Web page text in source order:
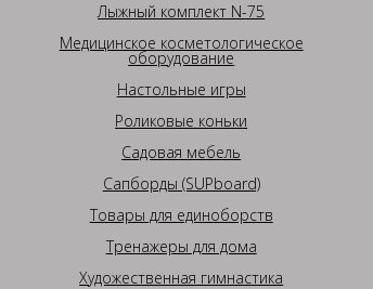
Лыжный комплект N-75
Медицинское косметологическое
оборудование
Настольные игры
Роликовые коньки
Садовая мебель
Сапборды (SUPboard)
Товары для единоборств
Тренажеры для дома
Художественная гимнастика